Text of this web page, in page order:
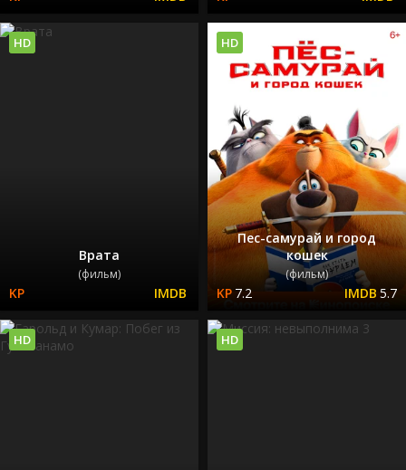
Врата
(фильм)
HD
Пес-самурай и город
кошек
(фильм)
7.2 5.7
HD
HD HD